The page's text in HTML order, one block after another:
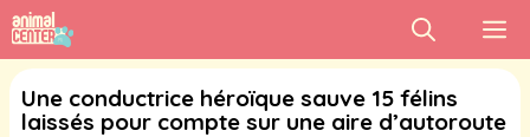
Aller
au
contenu
Une conductrice héroïque sauve 15 félins
laissés pour compte sur une aire d’autoroute